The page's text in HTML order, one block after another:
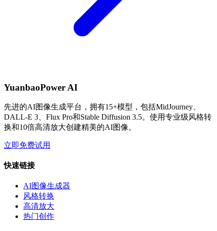
YuanbaoPower AI
先进的AI图像生成平台，拥有15+模型，包括MidJourney、
DALL-E 3、Flux Pro和Stable Diffusion 3.5。使用专业级风格转
换和10倍高清放大创建精美的AI图像。
立即免费试用
快速链接
AI图像生成器
风格转换
高清放大
热门创作